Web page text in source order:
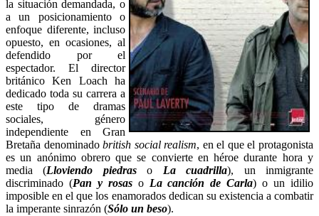
la situación demandada, o
a un posicionamiento o
enfoque diferente, incluso
opuesto, en ocasiones, al
defendido por el
espectador. El director
británico Ken Loach ha
dedicado toda su carrera a
este tipo de dramas
sociales, género
independiente en Gran
Bretaña denominadobritish social realism, en el que el protagonista
es un anónimo obrero que se convierte en héroe durante hora y
media (Lloviendo piedraso La cuadrilla), un inmigrante
discriminado (Pan y rosaso La canción de Carla) o un idilio
imposible en el que los enamorados dedican su existencia a combatir
la imperante sinrazón (Sólo un beso).